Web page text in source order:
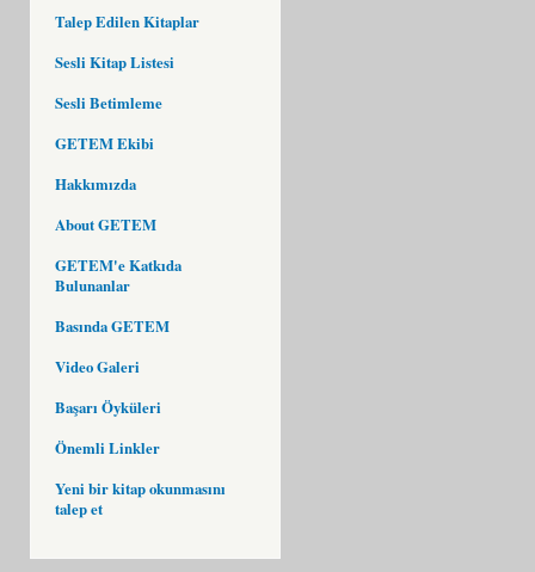
Talep Edilen Kitaplar
Sesli Kitap Listesi
Sesli Betimleme
GETEM Ekibi
Hakkımızda
About GETEM
GETEM'e Katkıda
Bulunanlar
Basında GETEM
Video Galeri
Başarı Öyküleri
Önemli Linkler
Yeni bir kitap okunmasını
talep et